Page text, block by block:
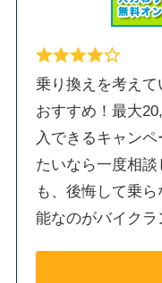
乗り換えを考え
おすすめ！最大
入できるキャン
たいなら一度相
も、後悔して乗
能なのがバイクラ